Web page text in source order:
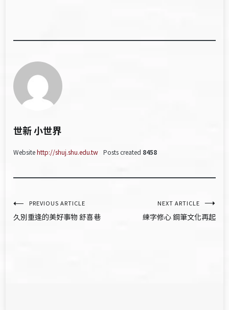
世新 小世界
Websitehttp://shuj.shu.edu.tw Posts created 8458
文
章
PREVIOUS ARTICLE
久別重逢的美好事物 舒喜巷
NEXT ARTICLE
練字修心 鋼筆文化再起